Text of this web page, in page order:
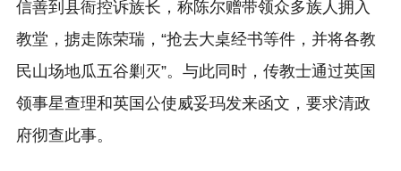
信善到县衙控诉族长，称陈尔赠带领众多族人拥入
教堂，掳走陈荣瑞，“抢去大桌经书等件，并将各教
民山场地瓜五谷剿灭”。与此同时，传教士通过英国
领事星查理和英国公使威妥玛发来函文，要求清政
府彻查此事。